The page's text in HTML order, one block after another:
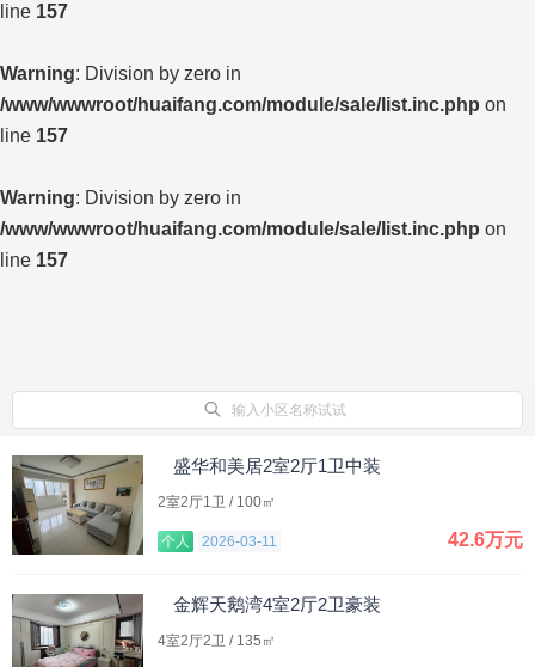
line 157
Warning: Division by zero in
/www/wwwroot/huaifang.com/module/sale/list.inc.php on
line 157
Warning: Division by zero in
/www/wwwroot/huaifang.com/module/sale/list.inc.php on
line 157
输入小区名称试试
盛华和美居2室2厅1卫中装
2室2厅1卫 / 100㎡
个人 2026-03-11 42.6万元
金辉天鹅湾4室2厅2卫豪装
4室2厅2卫 / 135㎡